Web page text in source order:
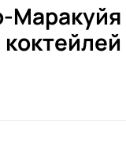
Маракуйя